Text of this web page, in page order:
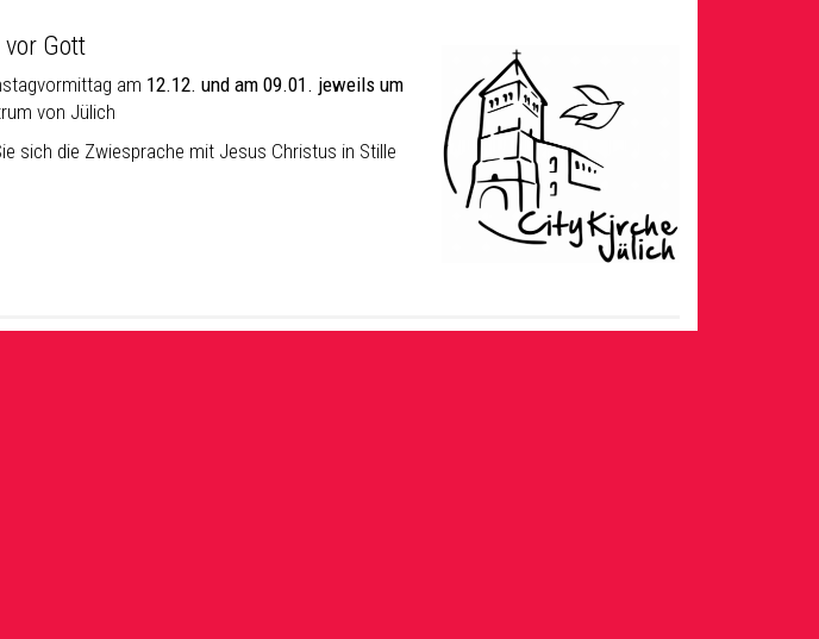
Gott
am 12.12. und am 09.01. jeweils um
von Jülich
sich die Zwiesprache mit Jesus Christus in Stille